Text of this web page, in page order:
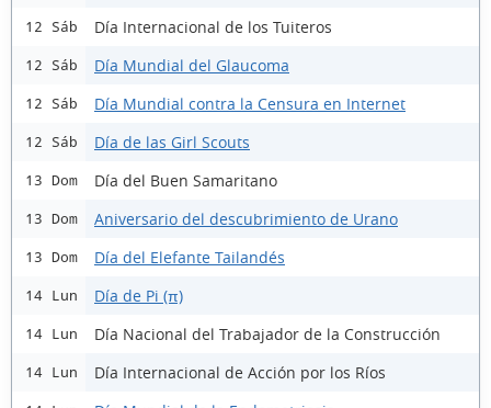
12 Sáb Día Internacional de los Tuiteros
12 Sáb Día Mundial del Glaucoma
12 Sáb Día Mundial contra la Censura en Internet
12 Sáb Día de las Girl Scouts
13 Dom Día del Buen Samaritano
13 Dom Aniversario del descubrimiento de Urano
13 Dom Día del Elefante Tailandés
14 Lun Día de Pi (π)
14 Lun Día Nacional del Trabajador de la Construcción
14 Lun Día Internacional de Acción por los Ríos